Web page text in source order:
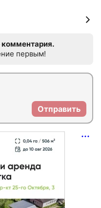
комментария.
первым!
Отправить